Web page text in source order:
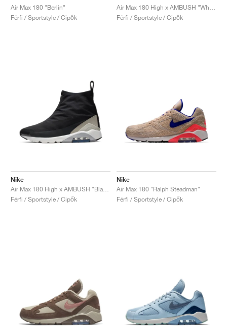
Air Max 180 "Berlin"
Férfi / Sportstyle / Cipők
Férfi / Sportstyle / Cipők
Nike
Férfi / Sportstyle / Cipők
Nike
Air Max 180 "Ralph Steadman"
Férfi / Sportstyle / Cipők